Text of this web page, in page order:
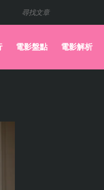
電影盤點 電影解析